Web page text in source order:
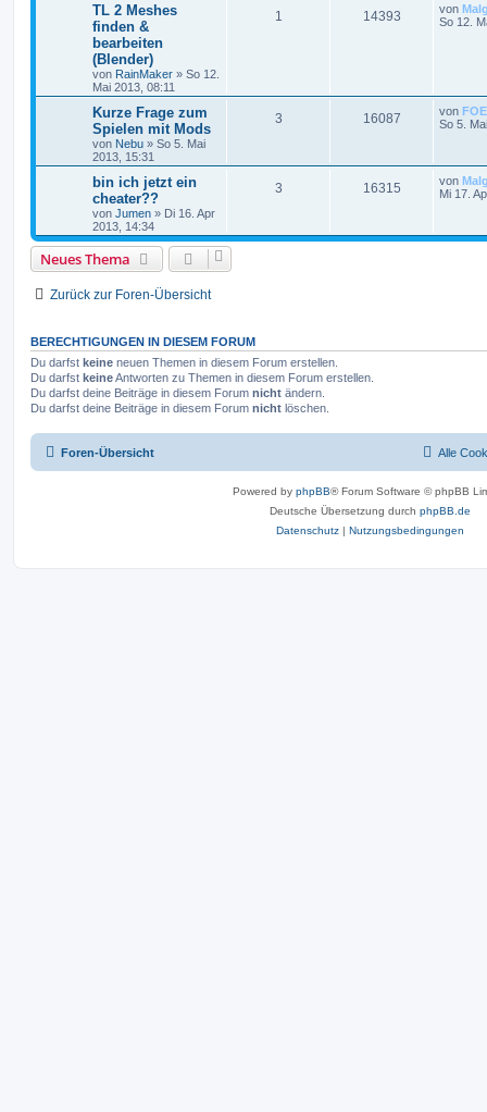
TL 2 Meshes
finden &
bearbeiten
(Blender)
von RainMaker » So 12.
Mai 2013, 08:11
1 14393 von
So 12.
Kurze Frage zum
Spielen mit Mods
von Nebu » So 5. Mai
2013, 15:31
3 16087 von FOE
So 5.
bin ich jetzt ein
cheater??
von Jumen » Di 16. Apr
2013, 14:34
3 16315 von
Mi 17.
Neues Thema
Zurück zur Foren-Übersicht
BERECHTIGUNGEN IN DIESEM FORUM
Du darfst keine neuen Themen in diesem Forum erstellen.
Du darfst keineAntworten zu Themen in diesem Forum erstellen.
Du darfst deine Beiträge in diesem Forum nicht ändern.
Du darfst deine Beiträge in diesem Forum nicht löschen.
Foren-Übersicht Alle
Powered by phpBB® Forum Software © phpBB
Deutsche Übersetzung durch phpBB.de
Datenschutz | Nutzungsbedingungen